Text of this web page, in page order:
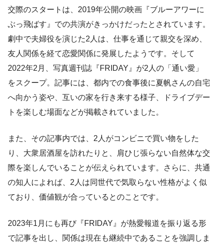
交際のスタートは、2019年公開の映画『ブルーアワーに
ぶっ飛ばす』での共演がきっかけだったとされています。
劇中で夫婦役を演じた2人は、仕事を通じて親交を深め、
友人関係を経て恋愛関係に発展したようです。そして
2022年2月、写真週刊誌『FRIDAY』が2人の「通い愛」
をスクープ。記事には、都内での食事後に夏帆さんの自宅
へ向かう姿や、互いの家を行き来する様子、ドライブデー
トを楽しむ場面などが掲載されていました。
また、その記事内では、2人がコンビニで買い物をした
り、大衆居酒屋を訪れたりと、肩ひじ張らない自然体な交
際を楽しんでいることが伝えられています。さらに、共通
の知人によれば、2人は同世代で気取らない性格がよく似
ており、価値観が合っているとのことです。
2023年1月にも再び『FRIDAY』が熱愛報道を振り返る形
で記事を出し、関係は現在も継続中であることを強調しま